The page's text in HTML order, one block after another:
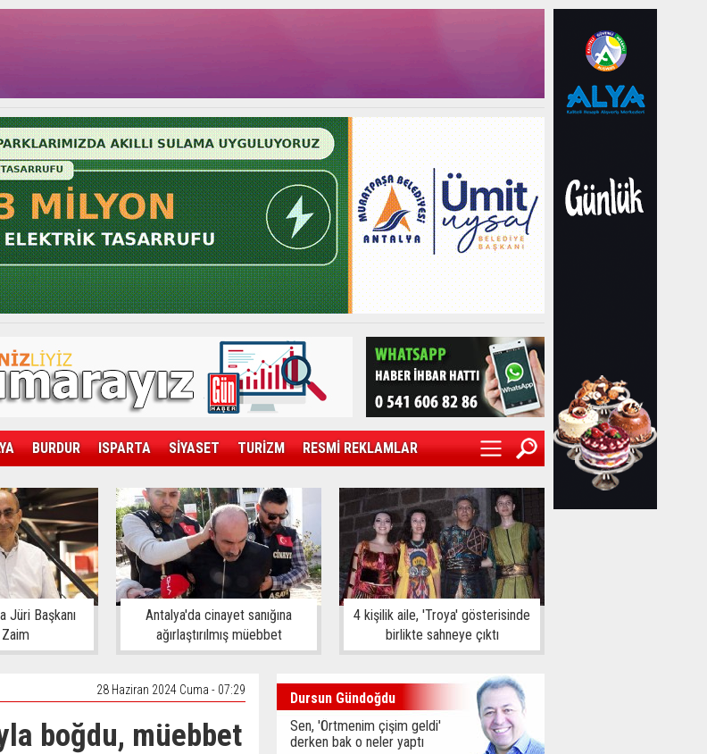
BURDUR ISPARTA SİYASET TURİZM RESMİ REKLAMLAR
DÜNYA
Jüri Başkanı
Antalya'da cinayet sanığına
ağırlaştırılmış müebbet
4 kişilik aile, 'Troya' gösterisinde
birlikte sahneye çıktı
28 Haziran 2024 Cuma - 07:29
boğdu, müebbet
Dursun Gündoğdu
Sen, 'Örtmenim çişim geldi'
derken bak o neler yaptı